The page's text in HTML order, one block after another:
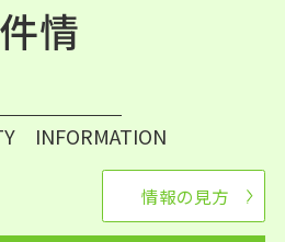
情
INFORMATION
情報の見方